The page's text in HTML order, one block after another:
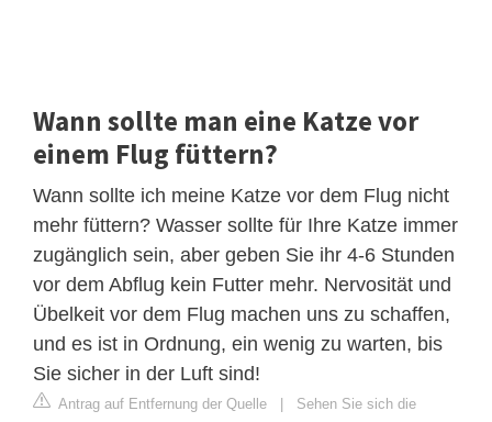
Wann sollte man eine Katze vor
einem Flug füttern?
Wann sollte ich meine Katze vor dem Flug nicht
mehr füttern? Wasser sollte für Ihre Katze immer
zugänglich sein, aber geben Sie ihr 4-6 Stunden
vor dem Abflug kein Futter mehr. Nervosität und
Übelkeit vor dem Flug machen uns zu schaffen,
und es ist in Ordnung, ein wenig zu warten, bis
Sie sicher in der Luft sind!
Antrag auf Entfernung der Quelle | Sehen Sie sich die